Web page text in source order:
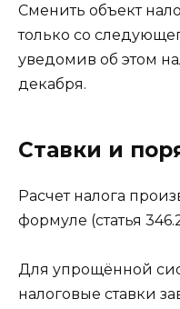
Сменить объект
только со
уведомив об этом
декабря.
Ставки и
Расчет налога
формуле (статья
Для упрощённой
налоговые ставки